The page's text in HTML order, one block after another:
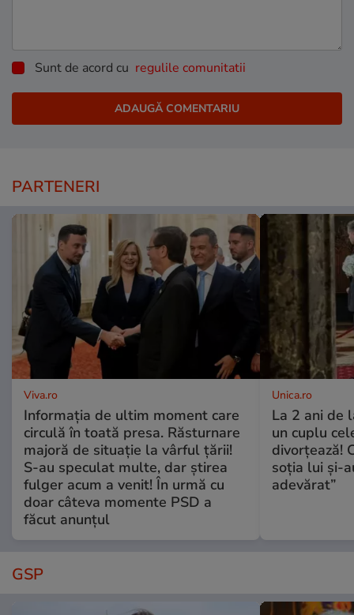
Sunt de acord cu regulile comunitatii
PARTENERI
Viva.ro
Informația de ultim moment care
circulă în toată presa. Răsturnare
majoră de situație la vârful țării!
S-au speculat multe, dar știrea
fulger acum a venit! În urmă cu
doar câteva momente PSD a
făcut anunțul
Unica.ro
La 2 ani de
un cuplu
divorțează!
soția lui și-
adevărat”
GSP